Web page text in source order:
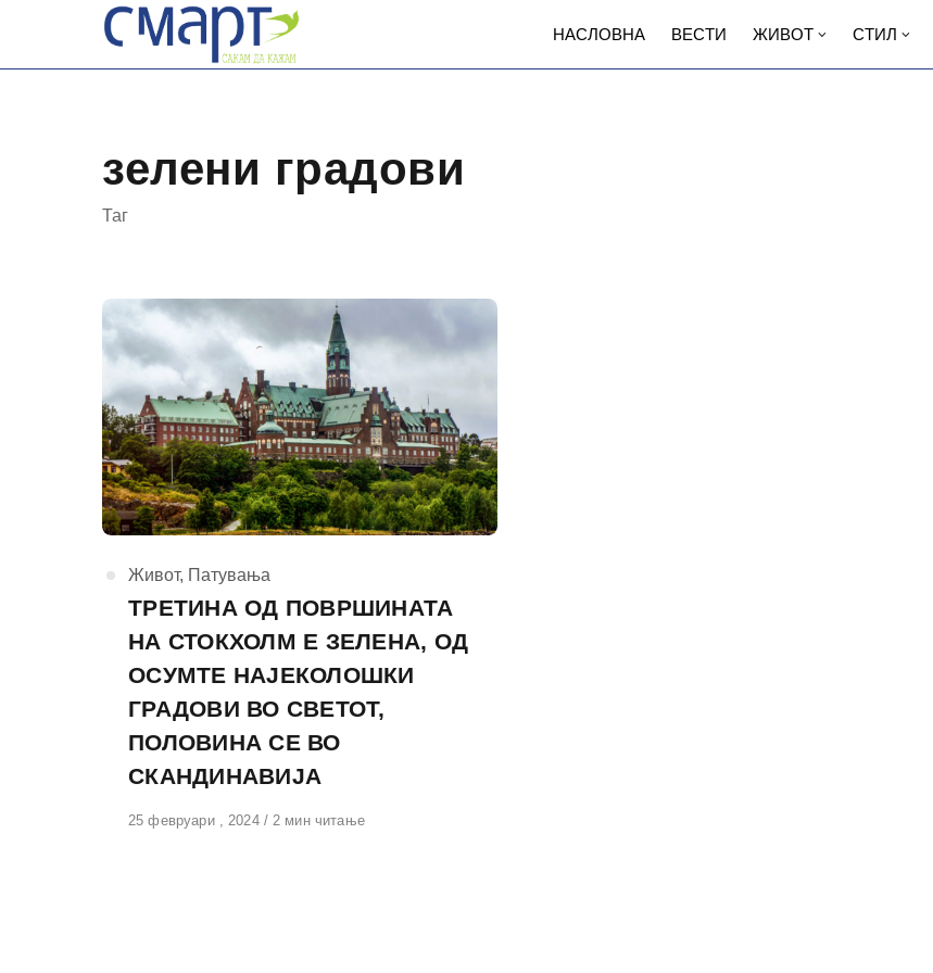
content
НАСЛОВНА ВЕСТИ ЖИВОТ СТИЛ
зелени градови
Таг
КАтегорија
Живот, Патувања
ТРЕТИНА ОД ПОВРШИНАТА
НА СТОКХОЛМ Е ЗЕЛЕНА, ОД
ОСУМТЕ НАЈЕКОЛОШКИ
ГРАДОВИ ВО СВЕТОТ,
ПОЛОВИНА СЕ ВО
СКАНДИНАВИЈА
Објавено
25 февруари , 2024 2 мин читање